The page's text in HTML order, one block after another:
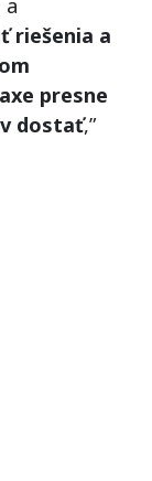
riešenia a
presne
dostať,”